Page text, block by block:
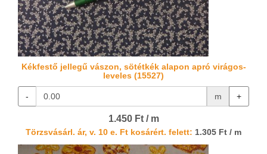
Kékfestő jellegű vászon, sötétkék alapon apró virágos-
leveles (15527)
- m +
1.450 Ft / m
Törzsvásárl. ár, v. 10 e. Ft kosárért. felett: 1.305 Ft / m